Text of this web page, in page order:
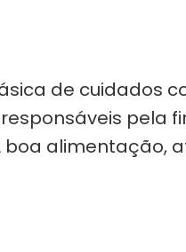
de cuidados
pela
alimentação,